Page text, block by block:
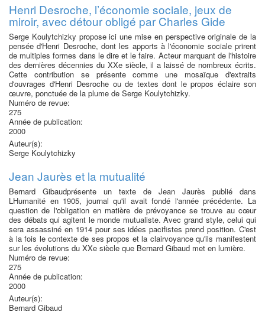
Henri Desroche, l’économie sociale, jeux de
miroir, avec détour obligé par Charles Gide
Serge Koulytchizky propose ici une mise en perspective originale de la
pensée d'Henri Desroche, dont les apports à l'économie sociale prirent
de multiples formes dans le dire et le faire. Acteur marquant de l'histoire
des dernières décennies du XXe siècle, il a laissé de nombreux écrits.
Cette contribution se présente comme une mosaïque d'extraits
d'ouvrages d'Henri Desroche ou de textes dont le propos éclaire son
œuvre, ponctuée de la plume de Serge Koulytchizky.
Numéro de revue:
275
Année de publication:
2000
Auteur(s):
Serge Koulytchizky
Jean Jaurès et la mutualité
Bernard Gibaudprésente un texte de Jean Jaurès publié dans
LHumanité en 1905, journal qu'il avait fondé l'année précédente. La
question de l'obligation en matière de prévoyance se trouve au cœur
des débats qui agitent le monde mutualiste. Avec grand style, celui qui
sera assassiné en 1914 pour ses idées pacifistes prend position. C'est
à la fois le contexte de ses propos et la clairvoyance qu'ils manifestent
sur les évolutions du XXe siècle que Bernard Gibaud met en lumière.
Numéro de revue:
275
Année de publication:
2000
Auteur(s):
Bernard Gibaud